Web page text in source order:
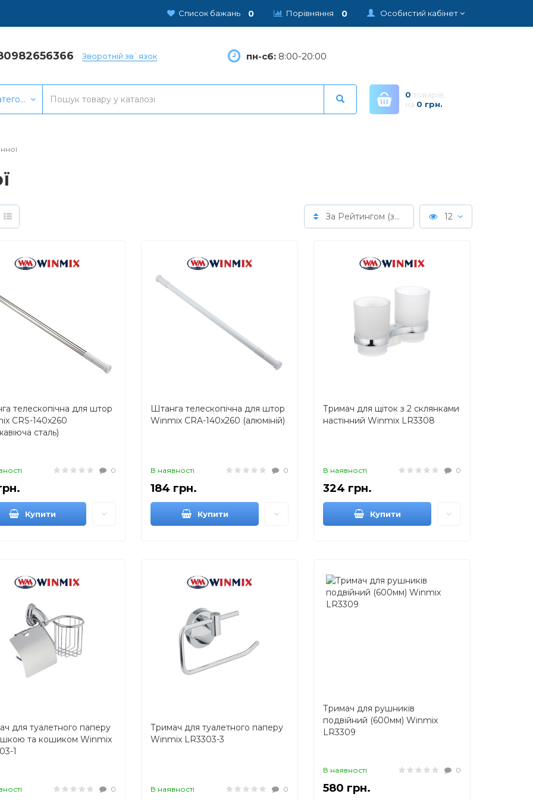
Особистий кабінет
Список бажань 0 Порівняння 0
Зворотній зв`язок пн-сб:8:00-20:00
0 товарів,
на 0 грн.
За Рейтингом (зменшення) 12
телескопічна для штор
CRS-140x260
сталь)
0
Купити
Штанга телескопічна для штор
Winmix CRA-140x260 (алюміній)
В наявності 0
184 грн.
Купити
Тримач для щіток з 2 склянками
настінний Winmix LR3308
В наявності 0
324 грн.
Купити
для туалетного паперу
та кошиком Winmix
1
0
Тримач для туалетного паперу
Winmix LR3303-3
В наявності 0
Тримач для рушників
подвійний (600мм) Winmix
LR3309
В наявності 0
580 грн.